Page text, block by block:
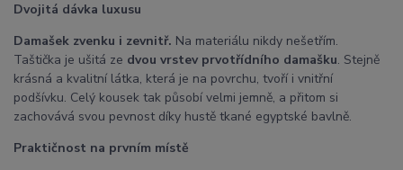
Dvojitá dávka luxusu
Damašek zvenku i zevnitř. Na materiálu nikdy nešetřím.
Taštička je ušitá ze dvou vrstev prvotřídního damašku. Stejně
krásná a kvalitní látka, která je na povrchu, tvoří i vnitřní
podšívku. Celý kousek tak působí velmi jemně, a přitom si
zachovává svou pevnost díky hustě tkané egyptské bavlně.
Praktičnost na prvním místě